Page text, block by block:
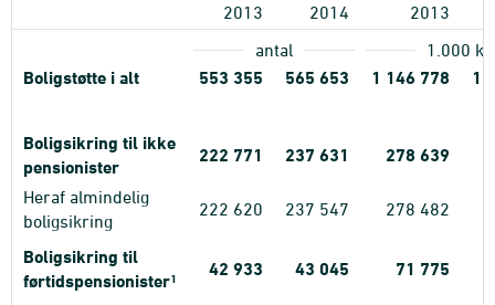
2013 2014
2013
antal
1.000 kr.
Boligstøtte i alt 553 355 565 653 1 146 778 1
Boligsikring til ikke
pensionister
222 771 237 631 278 639
Heraf almindelig
boligsikring
222 620 237 547 278 482
Boligsikring til
førtidspensionister1 42 933 43 045 71 775